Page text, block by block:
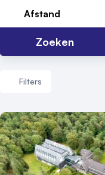
Afstand
Zoeken
Filters
Aantal zalen
1 - 5 zalen
6 - 10 zalen